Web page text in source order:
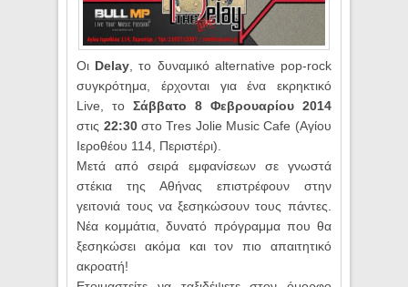
Οι Delay, το δυναμικό alternative pop-rock
συγκρότημα, έρχονται για ένα εκρηκτικό
Live, τοΣάββατο 8 Φεβρουαρίου 2014
στις 22:30στο Tres Jolie Music Cafe (Αγίου
Ιεροθέου 114, Περιστέρι).
Μετά από σειρά εμφανίσεων σε γνωστά
στέκια της Αθήνας επιστρέφουν στην
γειτονιά τους να ξεσηκώσουν τους πάντες.
Νέα κομμάτια, δυνατό πρόγραμμα που θα
ξεσηκώσει ακόμα και τον πιο απαιτητικό
ακροατή!